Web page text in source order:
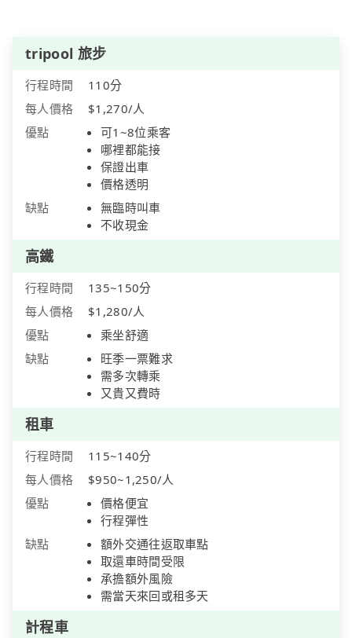
tripool 旅步
行程時間
110分
每人價格
$1,270/人
優點
可1~8位乘客
哪裡都能接
保證出車
價格透明
缺點
無臨時叫車
不收現金
高鐵
行程時間
135~150分
每人價格
$1,280/人
優點
乘坐舒適
缺點
旺季一票難求
需多次轉乘
又貴又費時
租車
行程時間
115~140分
每人價格
$950~1,250/人
優點
價格便宜
行程彈性
缺點
額外交通往返取車點
取還車時間受限
承擔額外風險
需當天來回或租多天
計程車